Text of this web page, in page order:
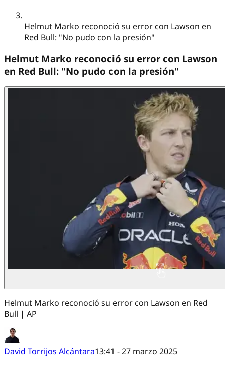
Helmut Marko reconoció su error con Lawson en
Red Bull: "No pudo con la presión"
Helmut Marko reconoció su error con Lawson
en Red Bull: "No pudo con la presión"
Helmut Marko reconoció su error con Lawson en Red
Bull | AP
David Torrijos Alcántara13:41 - 27 marzo 2025